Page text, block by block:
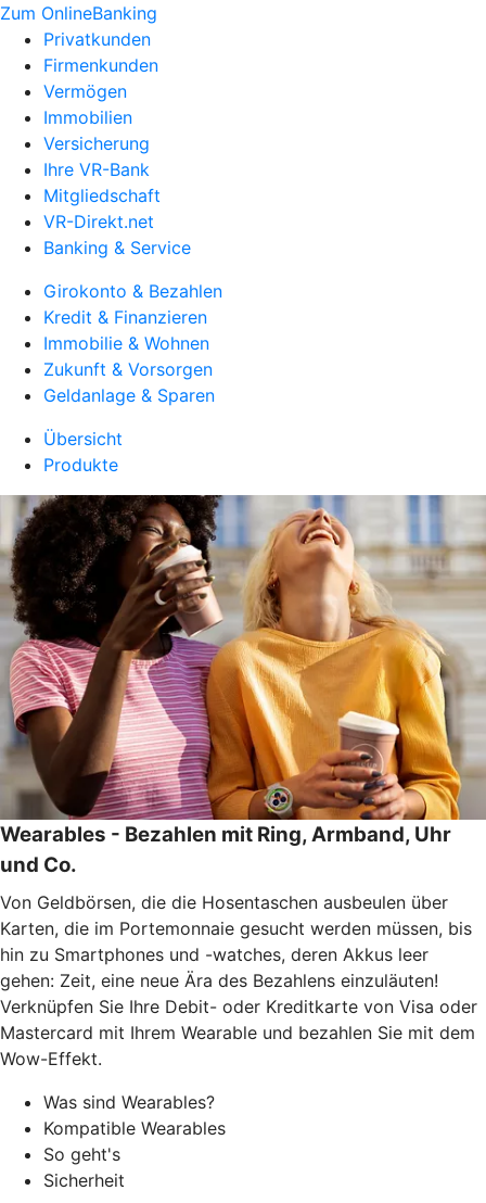
Zum OnlineBanking
Privatkunden
Firmenkunden
Vermögen
Immobilien
Versicherung
Ihre VR-Bank
Mitgliedschaft
VR-Direkt.net
Banking & Service
Girokonto & Bezahlen
Kredit & Finanzieren
Immobilie & Wohnen
Zukunft & Vorsorgen
Geldanlage & Sparen
Übersicht
Produkte
Wearables - Bezahlen mit Ring, Armband, Uhr
und Co.
Von Geldbörsen, die die Hosentaschen ausbeulen über
Karten, die im Portemonnaie gesucht werden müssen, bis
hin zu Smartphones und -watches, deren Akkus leer
gehen: Zeit, eine neue Ära des Bezahlens einzuläuten!
Verknüpfen Sie Ihre Debit- oder Kreditkarte von Visa oder
Mastercard mit Ihrem Wearable und bezahlen Sie mit dem
Wow-Effekt.
Was sind Wearables?
Kompatible Wearables
So geht's
Sicherheit